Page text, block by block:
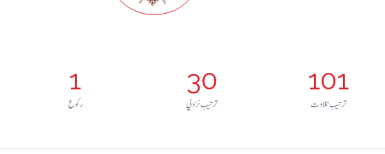
1
رکوع
30
ترتيب نزولي
101
ترتيب تلاوت